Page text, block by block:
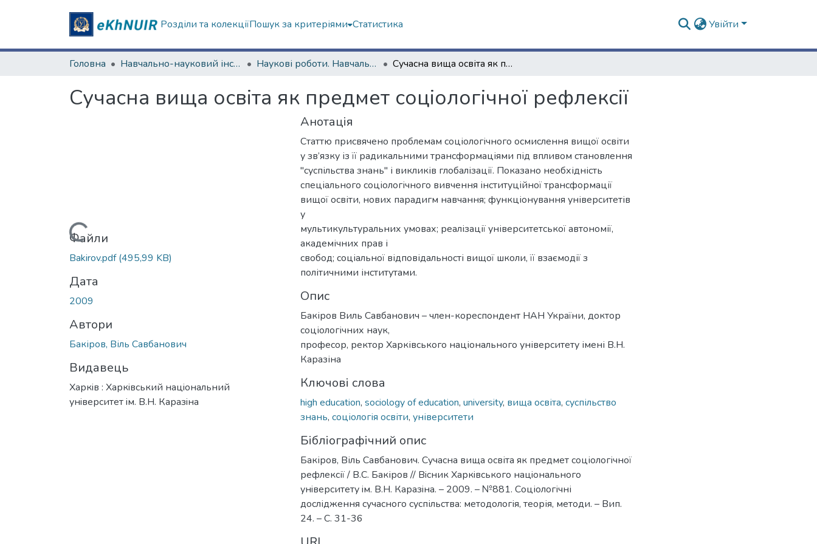
Розділи та колекціїПошук за критеріями Статистика Увійти
Головна Навчально-науковий інститут соціології та медіакомунікацій Наукові роботи. Навчально-науковий інститут соціології та медіакомунікацій Сучасна вища освіта як предмет соціологічної рефлексії
Сучасна вища освіта як предмет соціологічної рефлексії
Вантажиться...
Файли
Bakirov.pdf(495,99 KB)
Дата
2009
Автори
Бакіров, Віль Савбанович
Видавець
Харкiв : Харкiвський нацiональний
унiверситет iм. В.Н. Каразiна
Анотація
Статтю присвячено проблемам соціологічного осмислення вищої освіти
у зв’язку із її радикальними трансформаціями під впливом становлення
"суспільства знань" і викликів глобалізації. Показано необхідність
спеціального соціологічного вивчення інституційної трансформації
вищої освіти, нових парадигм навчання; функціонування університетів
у
мультикультуральних умовах; реалізації університетської автономії,
академічних прав і
свобод; соціальної відповідальності вищої школи, її взаємодії з
політичними інститутами.
Опис
Бакіров Виль Савбанович – член-кореспондент НАН України, доктор
соціологічних наук,
професор, ректор Харківського національного університету імені В.Н.
Каразіна
Ключові слова
high education, sociology of education, university, вища освіта, суспільство
знань, соціологія освіти, університети
Бібліографічний опис
Бакіров, Віль Савбанович. Сучасна вища освіта як предмет соціологічної
рефлексії / В.С. Бакіров // Вiсник Харкiвського нацiонального
унiверситету iм. В.Н. Каразiна. – 2009. – №881. Соціологічні
дослідження сучасного суспільства: методологія, теорія, методи. – Вип.
24. – С. 31-36